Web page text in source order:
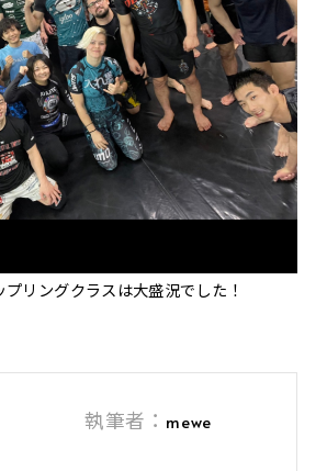
リングクラスは大盛況でした！
執筆者： mewe